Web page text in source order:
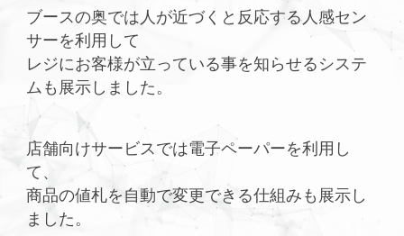
ブースの奥では人が近づくと反応する人感セン
サーを利用して
レジにお客様が立っている事を知らせるシステ
ムも展示しました。
店舗向けサービスでは電子ペーパーを利用し
て、
商品の値札を自動で変更できる仕組みも展示し
ました。